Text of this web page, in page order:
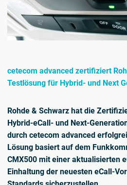
cetecom advanced zertifiziert
Testlösung für Hybrid- und Next
Rohde & Schwarz hat die
Hybrid-eCall- und Next-
durch cetecom advanced
Lösung basiert auf dem
CMX500 mit einer aktualisierten
Einhaltung der neuesten eCall-